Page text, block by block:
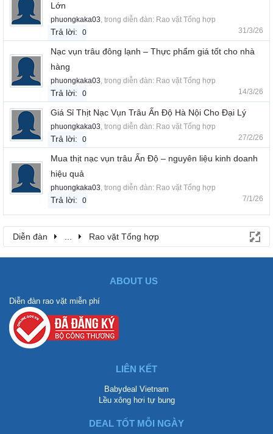
Lớn
phuongkaka03, trong diễn đàn: Rao vặt Tổng hợp
Trả lời: 0 31/3/26
Nạc vụn trâu đông lạnh – Thực phẩm giá tốt cho nhà
hàng
phuongkaka03, trong diễn đàn: Rao vặt Tổng hợp
Trả lời: 0 14/3/26
Giá Sỉ Thịt Nạc Vụn Trâu Ấn Độ Hà Nội Cho Đại Lý
phuongkaka03, trong diễn đàn: Rao vặt Tổng hợp
Trả lời: 0 27/2/26
Mua thịt nạc vụn trâu Ấn Độ – nguyên liệu kinh doanh
hiệu quả
phuongkaka03, trong diễn đàn: Rao vặt Tổng hợp
Trả lời: 0 7/1/26
Diễn đàn ... Rao vặt Tổng hợp
ABOUT US
Diễn đàn rao vặt miễn phí
LIÊN KẾT
Babydeal Vietnam
Lều xông hơi tự bung
DEAL TỐT MỖI NGÀY